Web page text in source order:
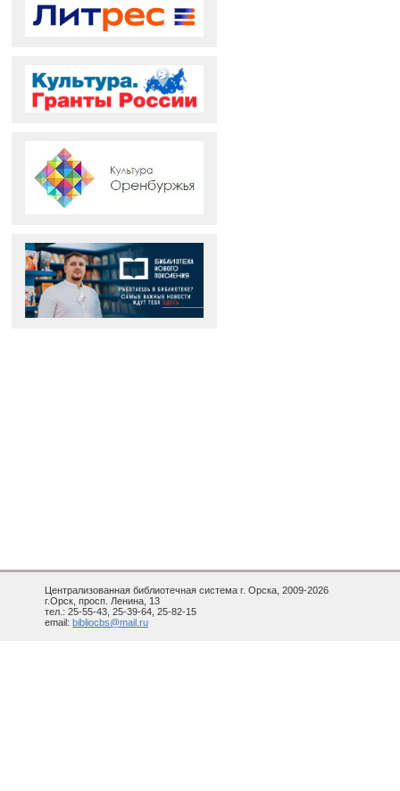
Централизованная библиотечная система г. Орска, 2009-2026
г.Орск, просп. Ленина, 13
тел.: 25-55-43, 25-39-64, 25-82-15
email: bibliocbs@mail.ru